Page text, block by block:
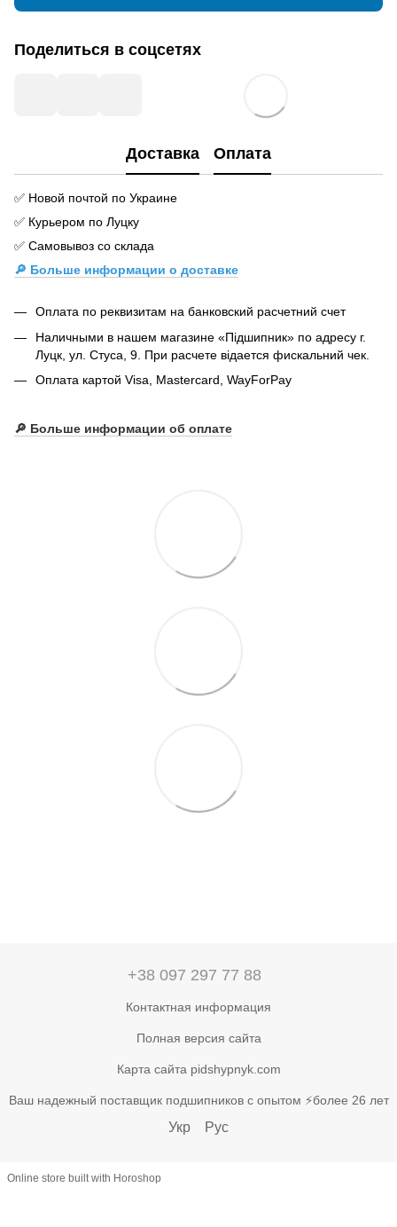
Поделиться в соцсетях
Доставка Оплата
✅ Новой почтой по Украине
✅ Курьером по Луцку
✅ Самовывоз со склада
🔎 Больше информации о доставке
Оплата по реквизитам на банковский расчетний счет
Наличными в нашем магазине «Підшипник» по адресу г.
Луцк, ул. Стуса, 9. При расчете відается фискальний чек.
Оплата картой Visa, Mastercard, WayForPay
🔎 Больше информации об оплате
+38 097 297 77 88
Контактная информация
Полная версия сайта
Карта сайта pidshypnyk.com
Ваш надежный поставщик подшипников с опытом ⚡более 26 лет
Укр Рус
Online store built with Horoshop